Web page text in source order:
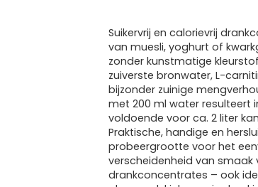
Suikervrij en calorievrij
van muesli, yoghurt of
zonder kunstmatige
zuiverste bronwater, L-
bijzonder zuinige
met 200 ml water resulteert
voldoende voor ca. 2 liter
Praktische, handige en
probeergrootte voor het
verscheidenheid van smaak
drankconcentrates – ook